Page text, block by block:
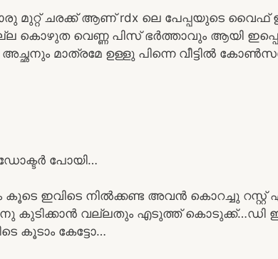
മുറ്റ് ചരക്ക് ആണ് rdx ലെ പേപ്പയുടെ വൈഫ്‌
കൊഴുത വെണ്ണ പിസ് ഭർത്താവും ആയി
മാത്രമേ ഉള്ളു പിന്നെ വീട്ടിൽ
പോയി…
കൂടെ ഇവിടെ നിൽക്കണ്ട അവൻ കൊറച്ചു റസ്റ്റ്‌
കുടിക്കാൻ വല്ലതും എടുത്ത് കൊടുക്ക്…ഡി
കൂടാം കേട്ടോ…